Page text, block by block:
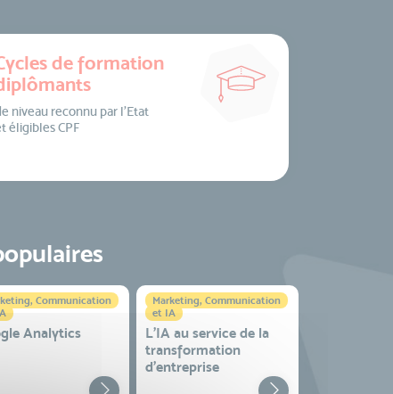
de formation
niveau reconnu par l’Etat
éligibles CPF
Communication
Analytics
Marketing, Communication
et IA
L'IA au service de la
transformation
d'entreprise